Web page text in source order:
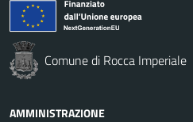
Comune di Rocca Imperiale
AMMINISTRAZIONE